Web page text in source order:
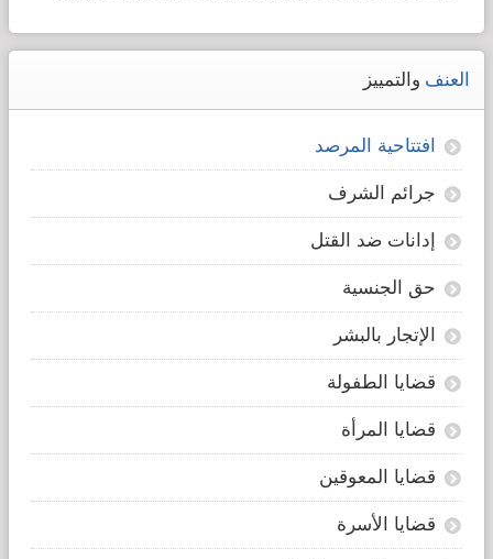
Read more...
العنف والتمييز
افتتاحية المرصد
جرائم الشرف
إدانات ضد القتل
حق الجنسية
الإتجار بالبشر
قضايا الطفولة
قضايا المرأة
قضايا المعوقين
قضايا الأسرة